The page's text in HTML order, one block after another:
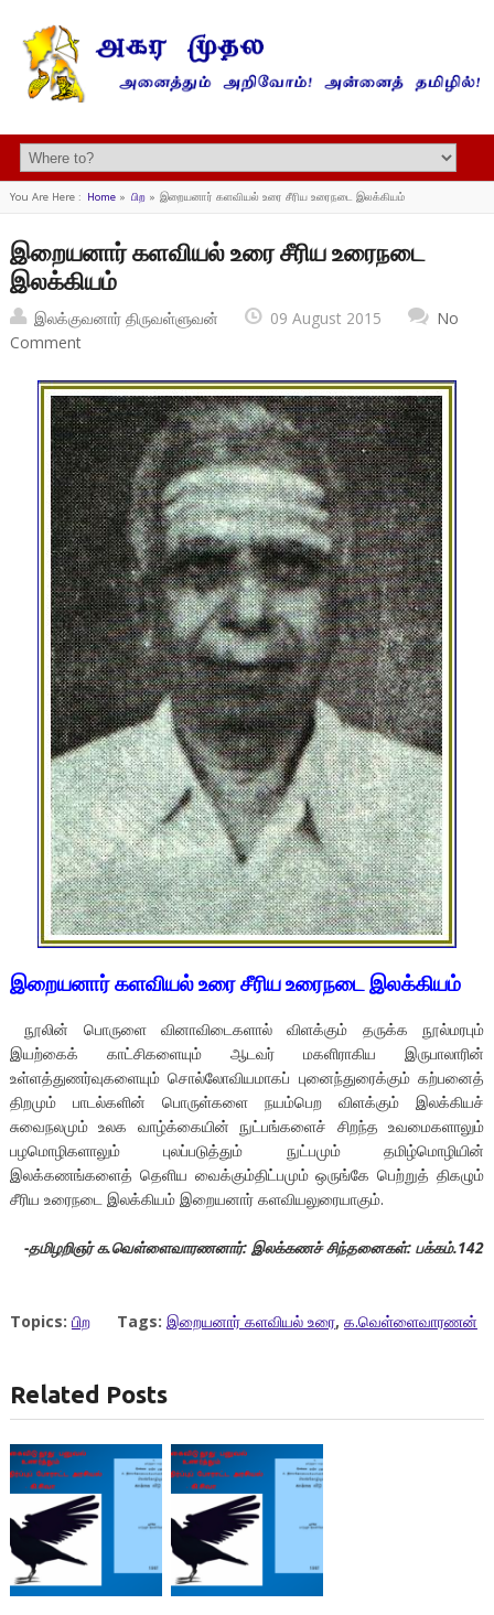
You Are Here : Home» பிற» இறையனார் களவியல் உரை சீரிய உரைநடை இலக்கியம்
இறையனார் களவியல் உரை சீரிய உரைநடை
இலக்கியம்
இலக்குவனார் திருவள்ளுவன் 09 August 2015
No
Comment
இறையனார் களவியல் உரை சீரிய உரைநடை இலக்கியம்
நூலின் பொருளை வினாவிடைகளால் விளக்கும் தருக்க நூல்மரபும்
இயற்கைக் காட்சிகளையும் ஆடவர் மகளிராகிய இருபாலாரின்
உள்ளத்துணர்வுகளையும் சொல்லோவியமாகப் புனைந்துரைக்கும் கற்பனைத்
திறமும் பாடல்களின் பொருள்களை நயம்பெற விளக்கும் இலக்கியச்
சுவைநலமும் உலக வாழ்க்கையின் நுட்பங்களைச் சிறந்த உவமைகளாலும்
பழமொழிகளாலும் புலப்படுத்தும் நுட்பமும் தமிழ்மொழியின்
இலக்கணங்களைத் தெளிய வைக்கும்திட்பமும் ஒருங்கே பெற்றுத் திகழும்
சீரிய உரைநடை இலக்கியம் இறையனார் களவியலுரையாகும்.
-தமிழறிஞர் க.வெள்ளைவாரணனார்: இலக்கணச் சிந்தனைகள்: பக்கம்.142
Topics: பிற Tags: இறையனார் களவியல் உரை, க.வெள்ளைவாரணன்
Related Posts